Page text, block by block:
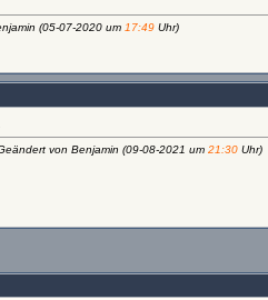
(05-07-2020 um 17:49 Uhr)
von Benjamin (09-08-2021 um 21:30 Uhr)